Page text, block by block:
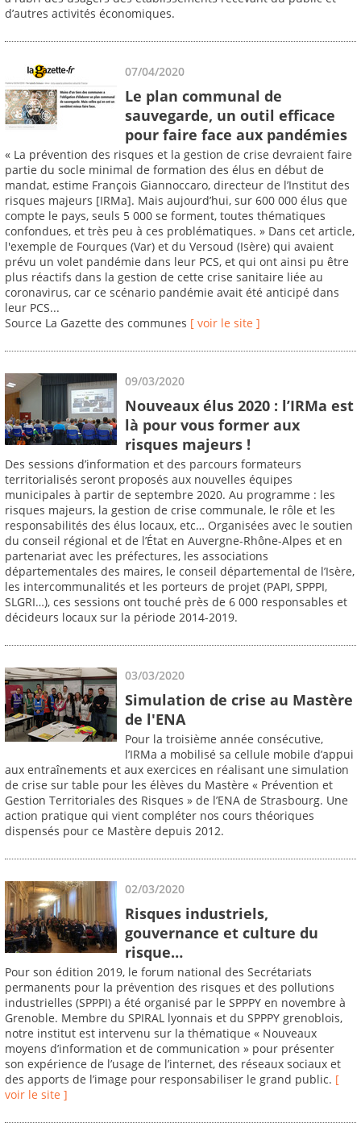
d’autres activités économiques.
07/04/2020
Le plan communal de
sauvegarde, un outil efficace
pour faire face aux pandémies
« La prévention des risques et la gestion de crise devraient faire
partie du socle minimal de formation des élus en début de
mandat, estime François Giannoccaro, directeur de l’Institut des
risques majeurs [IRMa]. Mais aujourd’hui, sur 600 000 élus que
compte le pays, seuls 5 000 se forment, toutes thématiques
confondues, et très peu à ces problématiques. » Dans cet article,
l'exemple de Fourques (Var) et du Versoud (Isère) qui avaient
prévu un volet pandémie dans leur PCS, et qui ont ainsi pu être
plus réactifs dans la gestion de cette crise sanitaire liée au
coronavirus, car ce scénario pandémie avait été anticipé dans
leur PCS...
Source La Gazette des communes [ voir le site ]
09/03/2020
Nouveaux élus 2020 : l’IRMa est
là pour vous former aux
risques majeurs !
Des sessions d’information et des parcours formateurs
territorialisés seront proposés aux nouvelles équipes
municipales à partir de septembre 2020. Au programme : les
risques majeurs, la gestion de crise communale, le rôle et les
responsabilités des élus locaux, etc… Organisées avec le soutien
du conseil régional et de l’État en Auvergne-Rhône-Alpes et en
partenariat avec les préfectures, les associations
départementales des maires, le conseil départemental de l’Isère,
les intercommunalités et les porteurs de projet (PAPI, SPPPI,
SLGRI…), ces sessions ont touché près de 6 000 responsables et
décideurs locaux sur la période 2014-2019.
03/03/2020
Simulation de crise au Mastère
de l'ENA
Pour la troisième année consécutive,
l’IRMa a mobilisé sa cellule mobile d’appui
aux entraînements et aux exercices en réalisant une simulation
de crise sur table pour les élèves du Mastère « Prévention et
Gestion Territoriales des Risques » de l’ENA de Strasbourg. Une
action pratique qui vient compléter nos cours théoriques
dispensés pour ce Mastère depuis 2012.
02/03/2020
Risques industriels,
gouvernance et culture du
risque…
Pour son édition 2019, le forum national des Secrétariats
permanents pour la prévention des risques et des pollutions
industrielles (SPPPI) a été organisé par le SPPPY en novembre à
Grenoble. Membre du SPIRAL lyonnais et du SPPPY grenoblois,
notre institut est intervenu sur la thématique « Nouveaux
moyens d’information et de communication » pour présenter
son expérience de l’usage de l’internet, des réseaux sociaux et
des apports de l’image pour responsabiliser le grand public. [
voir le site ]